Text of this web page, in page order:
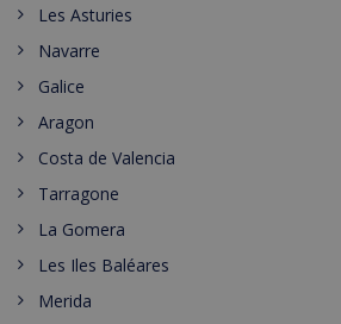
Les Asturies
Navarre
Galice
Aragon
Costa de Valencia
Tarragone
La Gomera
Les Iles Baléares
Merida